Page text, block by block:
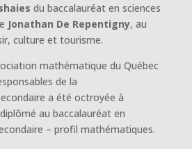
du baccalauréat en sciences
Jonathan De Repentigny, au
culture et tourisme.
mathématique du Québec
de la
a été octroyée à
au baccalauréat en
– profil mathématiques.